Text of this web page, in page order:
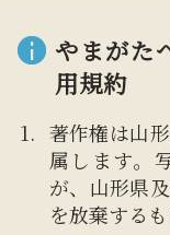
やまがた
用規約
著作権は山
属します。
が、山形県
を放棄する